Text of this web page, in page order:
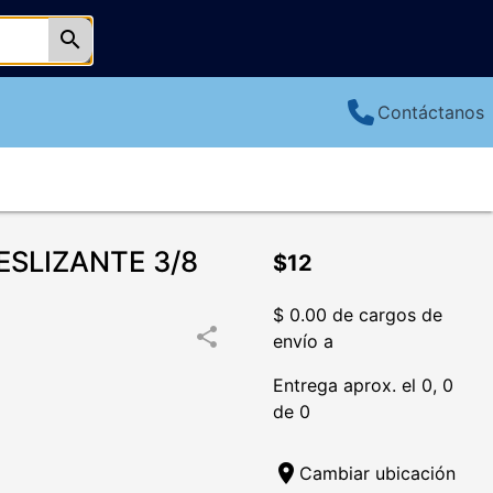
search
Contáctanos
3/8
share
$12
$ 0.00 de cargos de
envío a
Entrega aprox. el 0, 0
de 0
location_on Cambiar ubicación